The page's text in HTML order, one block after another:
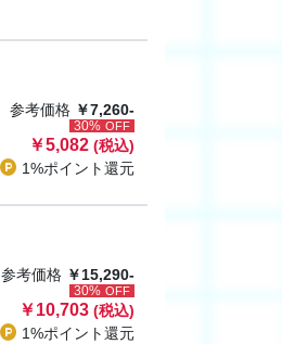
参考価格 ￥7,260-
30% OFF
￥5,082 (税込)
1%ポイント還元
参考価格 ￥15,290-
30% OFF
￥10,703 (税込)
1%ポイント還元